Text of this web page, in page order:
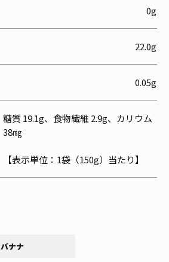
0g
22.0g
0.05g
糖質 19.1g、食物繊維 2.9g、カリウム
38㎎
【表示単位：1袋（150g）当たり】
バナナ